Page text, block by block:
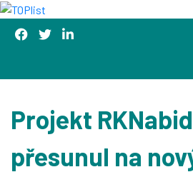
Projekt
přesunul na